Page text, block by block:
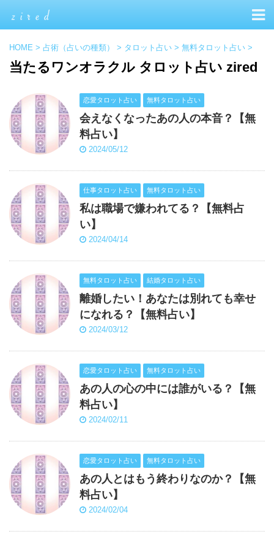
HOME > 占術（占いの種類） > タロット占い > 無料タロット占い >
当たるワンオラクル タロット占い zired
恋愛タロット占い 無料タロット占い
会えなくなったあの人の本音？【無
料占い】
2024/05/12
仕事タロット占い 無料タロット占い
私は職場で嫌われてる？【無料占
い】
2024/04/14
無料タロット占い 結婚タロット占い
離婚したい！あなたは別れても幸せ
になれる？【無料占い】
2024/03/12
恋愛タロット占い 無料タロット占い
あの人の心の中には誰がいる？【無
料占い】
2024/02/11
恋愛タロット占い 無料タロット占い
あの人とはもう終わりなのか？【無
料占い】
2024/02/04